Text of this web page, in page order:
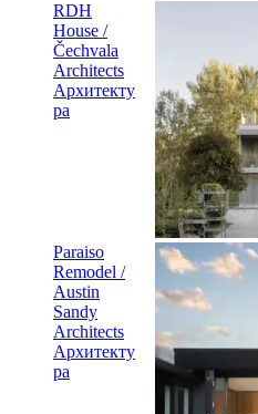
RDH
House /
Čechvala
Architects
Архитекту
ра
Paraiso
Remodel /
Austin
Sandy
Architects
Архитекту
ра